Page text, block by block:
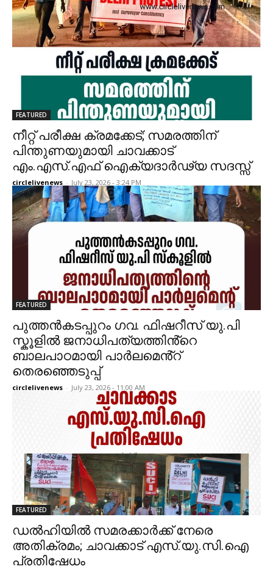
FEATURED
നീറ്റ് പരീക്ഷ ക്രമക്കേട്; സമരത്തിന്
പിന്തുണയുമായി ചാവക്കാട്
എം.എസ്.എഫ് ഐക്യദാർഢ്യ സദസ്സ്
circlelivenews - July 23, 2026 - 3:24 PM
FEATURED
പുത്തൻകടപ്പുറം ഗവ. ഫിഷറീസ് യു.പി
സ്കൂളിൽ ജനാധിപത്യത്തിൻ്റെ
ബാലപാഠമായി പാർലമെൻ്റ്
തെരഞ്ഞെടുപ്പ്
circlelivenews - July 23, 2026 - 11:00 AM
FEATURED
ഡൽഹിയിൽ സമരക്കാർക്ക് നേരെ
അതിക്രമം; ചാവക്കാട് എസ്.യു.സി.ഐ
പ്രതിഷേധം